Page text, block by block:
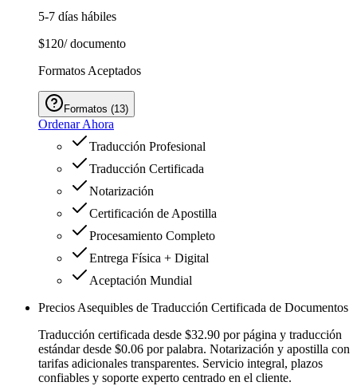
5-7 días hábiles
$120/ documento
Formatos Aceptados
Formatos (13)
Ordenar Ahora
Traducción Profesional
Traducción Certificada
Notarización
Certificación de Apostilla
Procesamiento Completo
Entrega Física + Digital
Aceptación Mundial
Precios Asequibles de Traducción Certificada de Documentos
Traducción certificada desde $32.90 por página y traducción
estándar desde $0.06 por palabra. Notarización y apostilla con
tarifas adicionales transparentes. Servicio integral, plazos
confiables y soporte experto centrado en el cliente.